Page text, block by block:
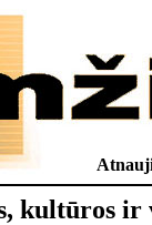
kultūros ir